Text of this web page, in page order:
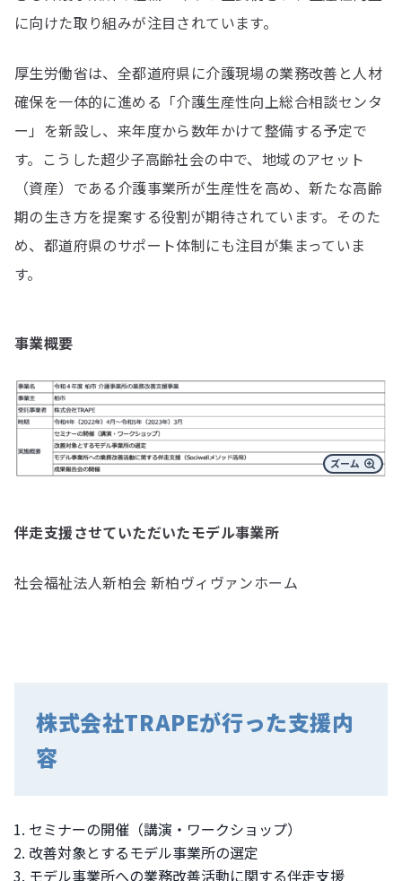
に向けた取り組みが注目されています。
厚生労働省は、全都道府県に介護現場の業務改善と人材
確保を一体的に進める「介護生産性向上総合相談センタ
ー」を新設し、来年度から数年かけて整備する予定で
す。こうした超少子高齢社会の中で、地域のアセット
（資産）である介護事業所が生産性を高め、新たな高齢
期の生き方を提案する役割が期待されています。そのた
め、都道府県のサポート体制にも注目が集まっていま
す。
事業概要
伴走支援させていただいたモデル事業所
社会福祉法人新柏会 新柏ヴィヴァンホーム
株式会社TRAPEが行った支援内
容
セミナーの開催（講演・ワークショップ）
改善対象とするモデル事業所の選定
モデル事業所への業務改善活動に関する伴走支援